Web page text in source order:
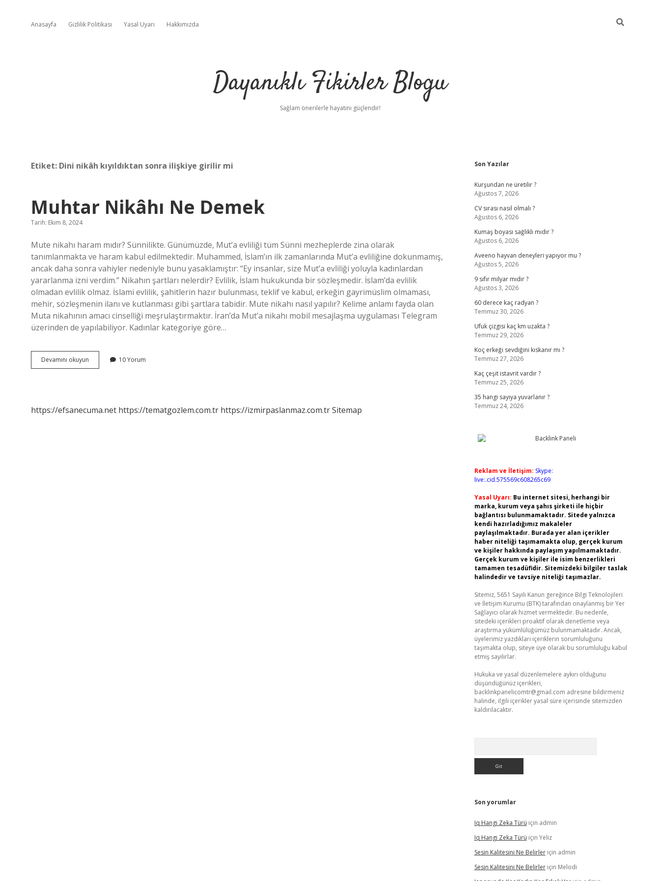
Anasayfa Gizlilik Politikası Yasal Uyarı Hakkımızda
Dayanıklı Fikirler Blogu
Sağlam önerilerle hayatını güçlendir!
Etiket: Dini nikâh kıyıldıktan sonra ilişkiye girilir mi
Muhtar Nikâhı Ne Demek
Tarih: Ekim 8, 2024
Mute nikahı haram mıdır? Sünnilikte. Günümüzde, Mut’a evliliği tüm Sünni mezheplerde zina olarak
tanımlanmakta ve haram kabul edilmektedir. Muhammed, İslam’ın ilk zamanlarında Mut’a evliliğine dokunmamış,
ancak daha sonra vahiyler nedeniyle bunu yasaklamıştır: “Ey insanlar, size Mut’a evliliği yoluyla kadınlardan
yararlanma izni verdim.” Nikahın şartları nelerdir? Evlilik, İslam hukukunda bir sözleşmedir. İslam’da evlilik
olmadan evlilik olmaz. İslami evlilik, şahitlerin hazır bulunması, teklif ve kabul, erkeğin gayrimüslim olmaması,
mehir, sözleşmenin ilanı ve kutlanması gibi şartlara tabidir. Mute nikahı nasıl yapılır? Kelime anlamı fayda olan
Muta nikahının amacı cinselliği meşrulaştırmaktır. İran’da Mut’a nikahı mobil mesajlaşma uygulaması Telegram
üzerinden de yapılabiliyor. Kadınlar kategoriye göre…
Devamını okuyun
Nikâhı
10 Yorum
https://efsanecuma.net https://tematgozlem.com.tr https://izmirpaslanmaz.com.trSitemap
Sidebar
Son Yazılar
Kurşundan ne üretilir ?
Ağustos 7, 2026
CV sırası nasıl olmalı ?
Ağustos 6, 2026
Kumaş boyası sağlıklı mıdır ?
Ağustos 6, 2026
Aveeno hayvan deneyleri yapıyor mu ?
Ağustos 5, 2026
9 sıfır milyar mıdır ?
Ağustos 3, 2026
60 derece kaç radyan ?
Temmuz 30, 2026
Ufuk çizgisi kaç km uzakta ?
Temmuz 29, 2026
Koç erkeği sevdiğini kıskanır mı ?
Temmuz 27, 2026
Kaç çeşit istavrit vardır ?
Temmuz 25, 2026
35 hangi sayıya yuvarlanır ?
Temmuz 24, 2026
Reklam ve İletişim: Skype:
live:.cid.575569c608265c69
Yasal Uyarı: Bu internet sitesi, herhangi bir
marka, kurum veya şahıs şirketi ile hiçbir
bağlantısı bulunmamaktadır. Sitede yalnızca
kendi hazırladığımız makaleler
paylaşılmaktadır. Burada yer alan içerikler
haber niteliği taşımamakta olup, gerçek kurum
ve kişiler hakkında paylaşım yapılmamaktadır.
Gerçek kurum ve kişiler ile isim benzerlikleri
tamamen tesadüfidir. Sitemizdeki bilgiler taslak
halindedir ve tavsiye niteliği taşımazlar.
Sitemiz, 5651 Sayılı Kanun gereğince Bilgi Teknolojileri
ve İletişim Kurumu (BTK) tarafından onaylanmış bir Yer
Sağlayıcı olarak hizmet vermektedir. Bu nedenle,
sitedeki içerikleri proaktif olarak denetleme veya
araştırma yükümlülüğümüz bulunmamaktadır. Ancak,
üyelerimiz yazdıkları içeriklerin sorumluluğunu
taşımakta olup, siteye üye olarak bu sorumluluğu kabul
etmiş sayılırlar.
Hukuka ve yasal düzenlemelere aykırı olduğunu
düşündüğünüz içerikleri,
backlinkpanelicomtr@gmail.com adresine bildirmeniz
halinde, ilgili içerikler yasal süre içerisinde sitemizden
kaldırılacaktır.
Son yorumlar
Iq Hangi Zeka Türü için admin
Iq Hangi Zeka Türü için Yeliz
Sesin Kalitesini Ne Belirleriçin admin
Sesin Kalitesini Ne Belirleriçin Melodi